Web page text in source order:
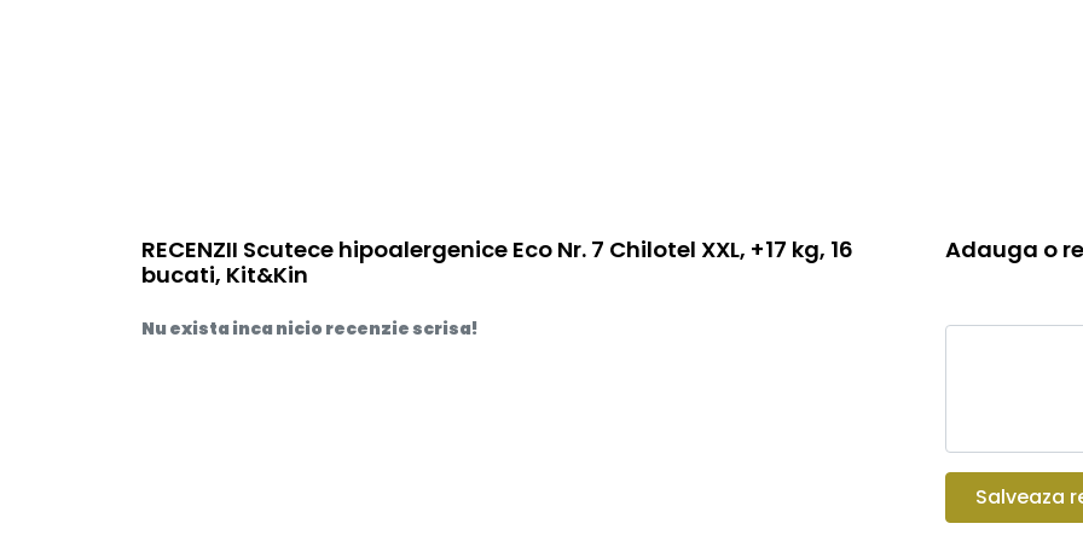
RECENZII Scutece hipoalergenice Eco Nr. 7 Chilotel XXL, +17 kg, 16
bucati, Kit&Kin
Nu exista inca nicio recenzie scrisa!
Adauga o
Salveaza